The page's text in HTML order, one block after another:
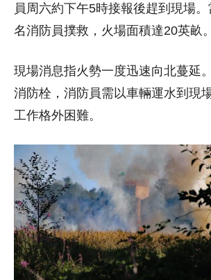
員周六約下午5時接報後趕到現場
名消防員撲救，火場面積達20英畝。
現場消息指火勢一度迅速向北蔓延
消防栓，消防員需以車輛運水到現
工作格外困難。